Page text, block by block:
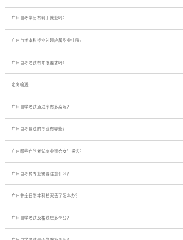
广州自考学历有利于就业吗?
广州自考本科毕业时是应届毕业生吗?
广州自考考试有年限要求吗?
定向输送
广州自学考试通过率有多高呢？
广州自考易过的专业有哪些？
广州哪些自学考试专业适合女生报名？
广州自考转专业需要注意什么？
广州非全日制本科档案丢了怎么办？
广州自学考试及格线是多少分？